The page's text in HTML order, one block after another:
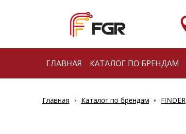
ГЛАВНАЯ КАТАЛОГ ПО БРЕНДАМ
Главная Каталог по брендам FINDER